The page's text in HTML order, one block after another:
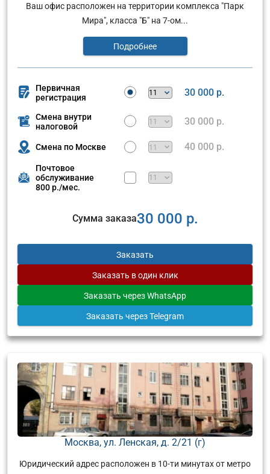
Ваш офис расположен на территории комплекса "Парк
Мира", класса "Б" на 7-ом...
Подробнее
Первичная
регистрация
30 000 р.
Смена внутри
налоговой
30 000 р.
Смена по Москве 40 000 р.
Почтовое
обслуживание
800 р./мес.
Сумма заказа30 000 р.
Заказать
Заказать в один клик
Заказать через WhatsApp
Заказать через Telegram
Москва, ул. Ленская, д. 2/21 (г)
Юридический адрес расположен в 10-ти минутах от метро